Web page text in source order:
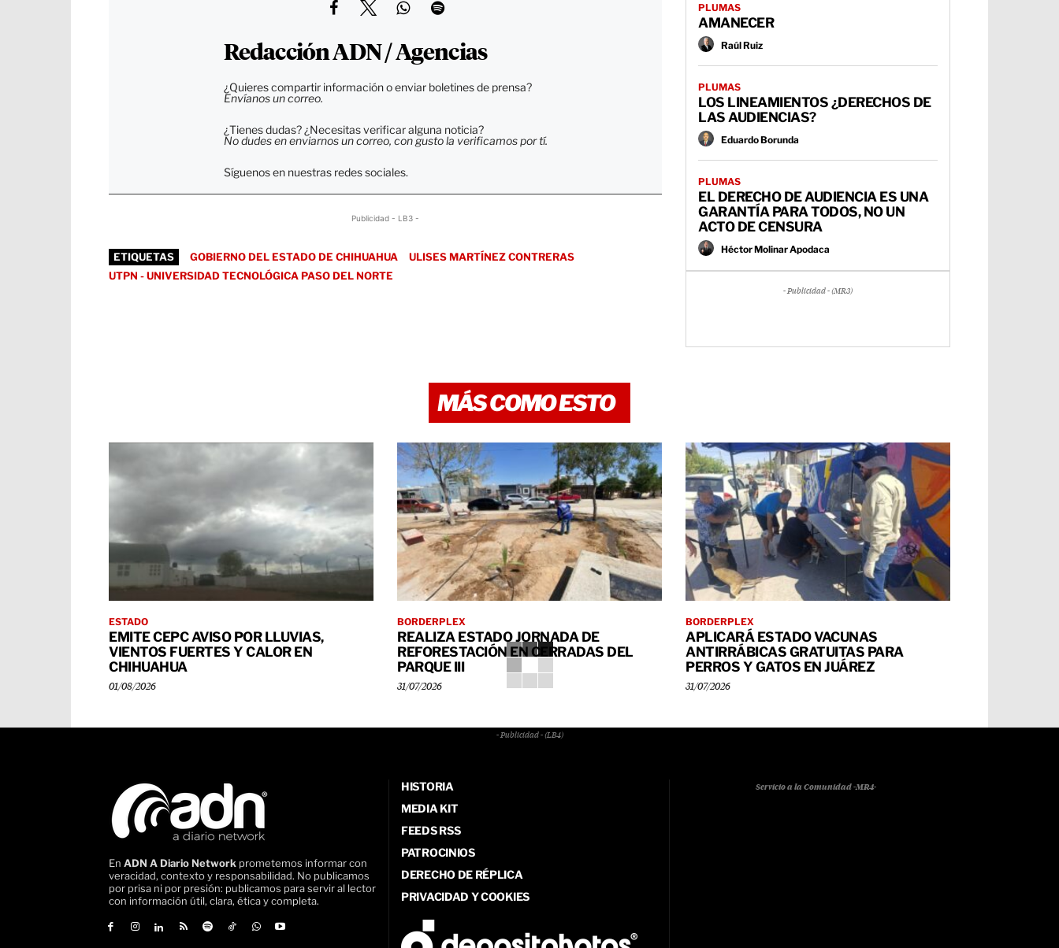
Redacción ADN / Agencias
¿Quieres compartir información o enviar boletines de prensa?
Envíanos un correo.
¿Tienes dudas? ¿Necesitas verificar alguna noticia?
No dudes en enviarnos un correo, con gusto la verificamos por tí.
Síguenos en nuestras redes sociales.
Publicidad - LB3 -
ETIQUETAS GOBIERNO DEL ESTADO DE CHIHUAHUA
ULISES MARTÍNEZ CONTRERAS
UTPN - UNIVERSIDAD TECNOLÓGICA PASO DEL NORTE
PLUMAS
AMANECER
Raúl Ruiz
PLUMAS
LOS LINEAMIENTOS ¿DERECHOS DE
LAS AUDIENCIAS?
Eduardo Borunda
PLUMAS
EL DERECHO DE AUDIENCIA ES UNA
GARANTÍA PARA TODOS, NO UN
ACTO DE CENSURA
Héctor Molinar Apodaca
- Publicidad - (MR3)
MÁS COMO ESTO
ESTADO
EMITE CEPC AVISO POR LLUVIAS,
VIENTOS FUERTES Y CALOR EN
CHIHUAHUA
01/08/2026
BORDERPLEX
REALIZA ESTADO JORNADA DE
REFORESTACIÓN EN CERRADAS DEL
PARQUE III
31/07/2026
BORDERPLEX
APLICARÁ ESTADO VACUNAS
ANTIRRÁBICAS GRATUITAS PARA
PERROS Y GATOS EN JUÁREZ
31/07/2026
- Publicidad - (LB4)
En ADN A Diario Network prometemos informar con
veracidad, contexto y responsabilidad. No publicamos
por prisa ni por presión: publicamos para servir al lector
con información útil, clara, ética y completa.
HISTORIA
MEDIA KIT
FEEDS RSS
PATROCINIOS
DERECHO DE RÉPLICA
PRIVACIDAD Y COOKIES
Servicio a la Comunidad -MR4-